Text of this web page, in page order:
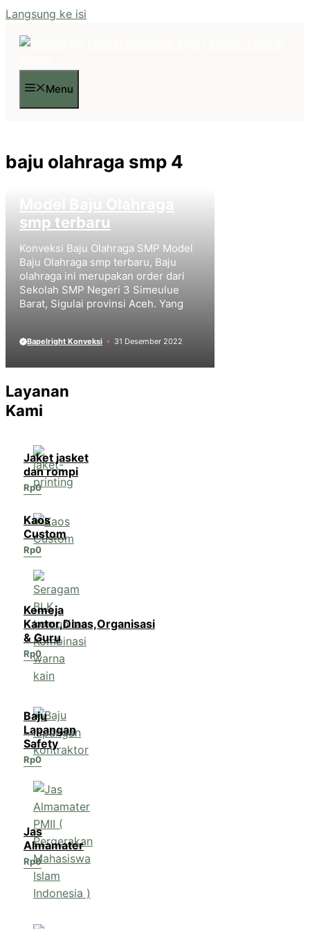
Langsung ke isi
Menu
baju olahraga smp 4
smp terbaru
Konveksi Baju Olahraga SMP Model
Baju Olahraga smp terbaru, Baju
olahraga ini merupakan order dari
Sekolah SMP Negeri 3 Simeulue
Barat, Sigulai provinsi Aceh. Yang
Bapelright Konveksi 31 Desember 2022
Layanan
Kami
Jaket jasket
dan rompi
Rp0
Kaos
Custom
Rp0
Kemeja
Kantor,Dinas,Organisasi
& Guru
Rp0
Baju
Lapangan
Safety
Rp0
Jas
Almamater
Rp0